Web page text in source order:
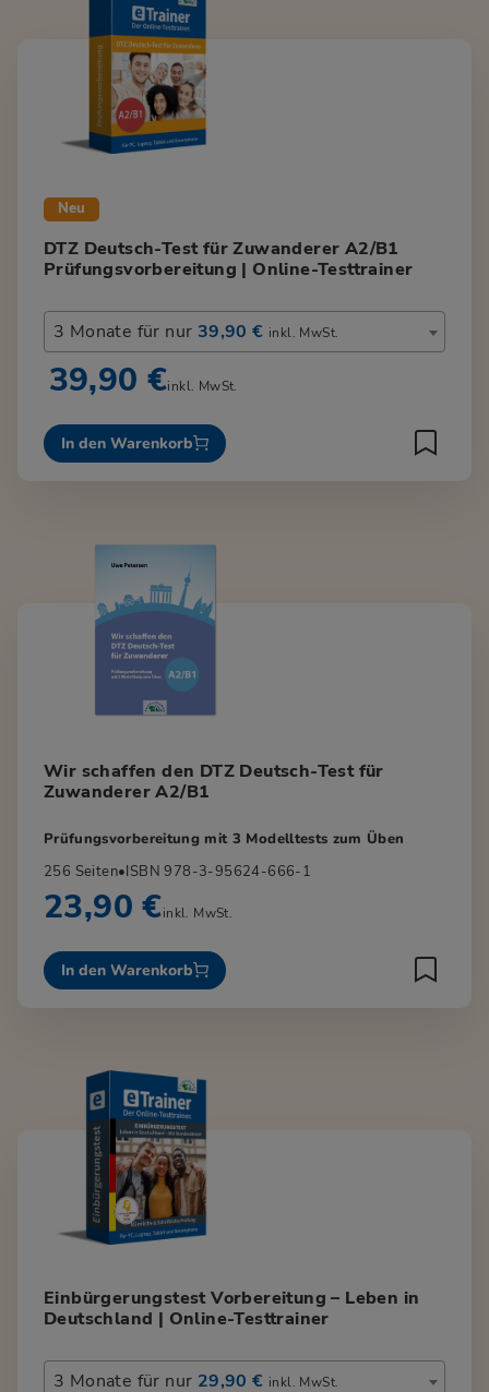
Neu
DTZ Deutsch-Test für Zuwanderer A2/B1
Prüfungsvorbereitung | Online-Testtrainer
3 Monate für nur 39,90 € inkl. MwSt.
39,90 €inkl. MwSt.
In den Warenkorb
Wir schaffen den DTZ Deutsch-Test für
Zuwanderer A2/B1
Prüfungsvorbereitung mit 3 Modelltests zum Üben
256 Seiten•ISBN 978-3-95624-666-1
23,90 €inkl. MwSt.
In den Warenkorb
Einbürgerungstest Vorbereitung – Leben in
Deutschland | Online-Testtrainer
3 Monate für nur 29,90 € inkl. MwSt.